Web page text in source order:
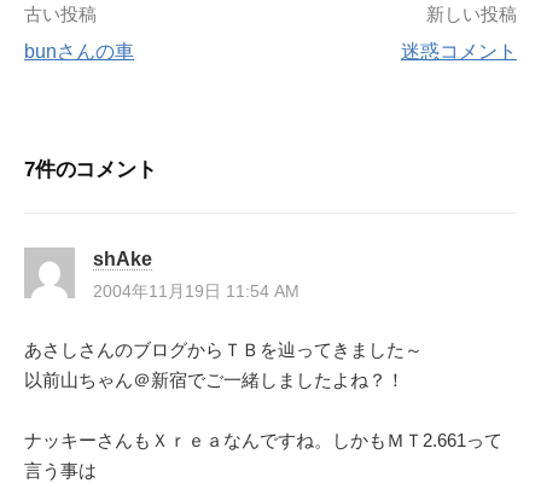
投
ビ
ゲ
ー
シ
ョ
ン
古い投稿
bunさんの車
新しい投稿
迷惑コメント
7件のコメント
shAke
2004年11月19日 11:54 AM
あさしさんのブログからＴＢを辿ってきました～
以前山ちゃん＠新宿でご一緒しましたよね？！
ナッキーさんもＸｒｅａなんですね。しかもＭＴ2.661って
言う事は